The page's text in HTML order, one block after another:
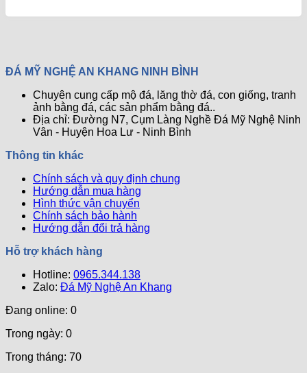
Sáng
Cấp
Bảo
Trì
Đá
Tự
Nhiên
Hiệu
Quả
Thường
Tự
Nhiên
Được
Giải
Đáp
ở
Trí
Xây
Mộ
Ông
Bà
Tổ
Tiên
Chuẩn
Thủy
–
Bí
Quyết
Mang
Lại
Bình
Và
May
bình
Đá
Ba
–
Mẫu
Mộ
Đẹp
và
Nghi
Ch0
Khu
Lăng
Mộ
ĐÁ MỸ NGHỆ AN KHANG NINH BÌNH
Chuyên cung cấp mộ đá, lăng thờ đá, con giống, tranh
ảnh bằng đá, các sản phẩm bằng đá..
Địa chỉ: Đường N7, Cụm Làng Nghề Đá Mỹ Nghệ Ninh
Vân - Huyện Hoa Lư - Ninh Bình
Thông tin khác
Chính sách và quy định chung
Hướng dẫn mua hàng
Hình thức vận chuyển
Chính sách bảo hành
Hướng dẫn đổi trả hàng
Hỗ trợ khách hàng
Hotline: 0965.344.138
Zalo: Đá Mỹ Nghệ An Khang
Đang online: 0
Trong ngày: 0
Trong tháng: 70